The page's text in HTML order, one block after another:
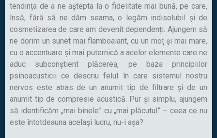
tendința de a ne aștepta la o fidelitate mai bună, pe care,
însă, fără să ne dăm seama, o legăm indisolubil și de
cosmetizarea de care am devenit dependenți. Ajungem să
ne dorim un sunet mai flamboaiant, cu un moț și mai mare,
cu o accentuare și mai puternică a acelor elemente care ne
aduc subconștient plăcerea, pe baza principiilor
psihoacusticii ce descriu felul în care sistemul nostru
nervos este atras de un anumit tip de filtrare și de un
anumit tip de compresie acustică. Pur și simplu, ajungem
să identificăm „mai binele” cu „mai plăcutul” – ceea ce nu
este întotdeauna același lucru, nu-i așa?